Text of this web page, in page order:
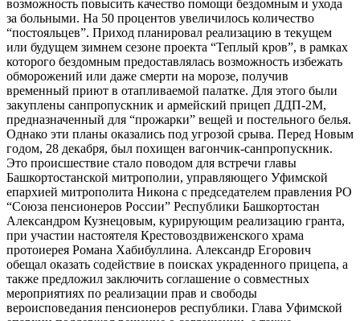
возможность повысить качество помощи бездомным и ухода
за больными. На 50 процентов увеличилось количество
“постояльцев”. Приход планировал реализацию в текущем
или будущем зимнем сезоне проекта “Теплый кров”, в рамках
которого бездомным предоставлялась возможность избежать
обморожений или даже смерти на морозе, получив
временный приют в отапливаемой палатке. Для этого были
закуплены санпропускник и армейский прицеп ДДП-2М,
предназначенный для “прожарки” вещей и постельного белья.
Однако эти планы оказались под угрозой срыва. Перед Новым
годом, 28 декабря, был похищен вагончик-санпропускник.
Это происшествие стало поводом для встречи главы
Башкортостанской митрополии, управляющего Уфимской
епархией митрополита Никона с председателем правления РО
“Союза пенсионеров России” Республики Башкортостан
Александром Кузнецовым, курирующим реализацию гранта,
при участии настоятеля Крестовоздвиженского храма
протоиерея Романа Хабибуллина. Александр Егорович
обещал оказать содействие в поисках украденного прицепа, а
также предложил заключить соглашение о совместных
мероприятиях по реализации прав и свободы
вероисповедания пенсионеров республики. Глава Уфимской